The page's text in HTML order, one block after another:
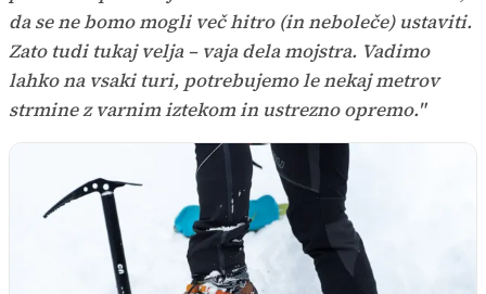
da se ne bomo mogli več hitro (in neboleče) ustaviti.
Zato tudi tukaj velja – vaja dela mojstra. Vadimo
lahko na vsaki turi, potrebujemo le nekaj metrov
strmine z varnim iztekom in ustrezno opremo."